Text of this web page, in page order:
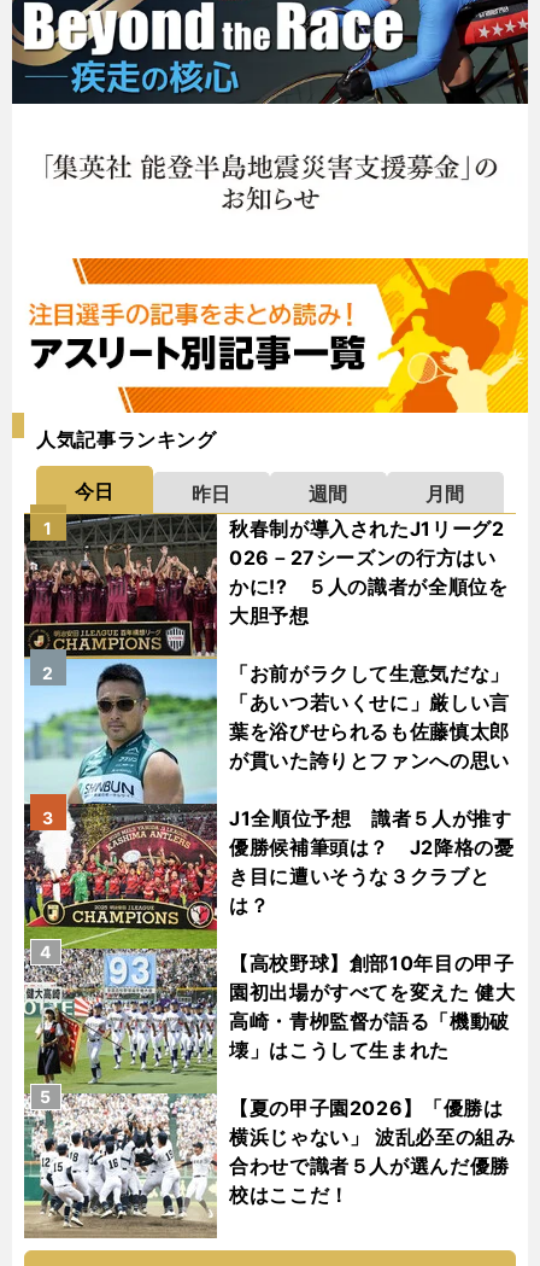
人気記事ランキング
今日 昨日 週間
月間
秋春制が導入されたJ1リーグ2
026－27シーズンの行方はい
かに!? ５人の識者が全順位を
大胆予想
1
「お前がラクして生意気だな」
「あいつ若いくせに」厳しい言
葉を浴びせられるも佐藤慎太郎
が貫いた誇りとファンへの思い
2
J1全順位予想 識者５人が推す
優勝候補筆頭は？ J2降格の憂
き目に遭いそうな３クラブと
は？
3
【高校野球】創部10年目の甲子
園初出場がすべてを変えた 健大
高崎・青栁監督が語る「機動破
壊」はこうして生まれた
4
【夏の甲子園2026】「優勝は
横浜じゃない」 波乱必至の組み
合わせで識者５人が選んだ優勝
校はここだ！
5